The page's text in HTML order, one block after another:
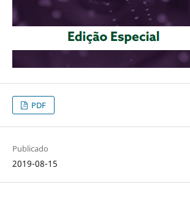
PDF
Publicado
2019-08-15